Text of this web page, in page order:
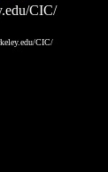
CIC/
CIC/